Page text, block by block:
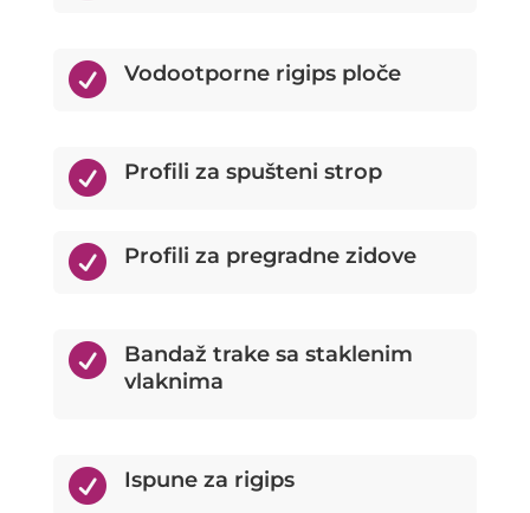
 Vodootporne rigips ploče
 Profili za spušteni strop
 Profili za pregradne zidove

Bandaž trake sa staklenim
vlaknima
 Ispune za rigips